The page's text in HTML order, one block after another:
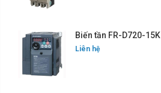
Biến tần FR-D720-15K
Liên hệ